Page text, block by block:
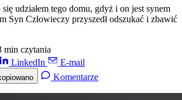
udziałem tego domu, gdyż i on jest synem
Syn Człowieczy przyszedł odszukać i zbawić
min czytania
LinkedIn E-mail
Komentarze